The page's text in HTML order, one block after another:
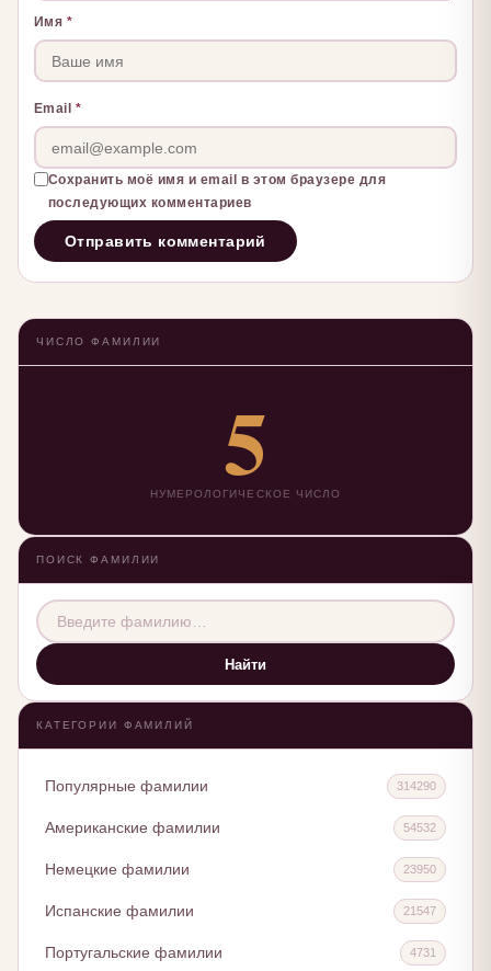
Имя *
Email *
Сохранить моё имя и email в этом браузере для
последующих комментариев
ЧИСЛО ФАМИЛИИ
5
НУМЕРОЛОГИЧЕСКОЕ ЧИСЛО
ПОИСК ФАМИЛИИ
Найти
КАТЕГОРИИ ФАМИЛИЙ
Популярные фамилии 314290
Американские фамилии 54532
Немецкие фамилии 23950
Испанские фамилии 21547
Португальские фамилии 4731